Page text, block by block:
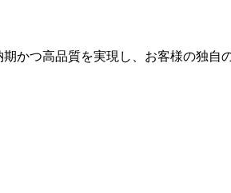
かつ高品質を実現し、お客様の独